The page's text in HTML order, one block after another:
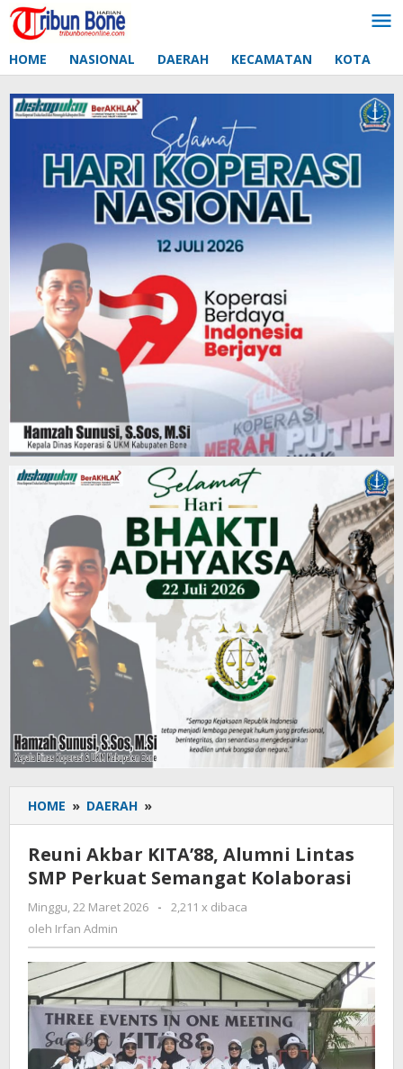
Lewati
ke
HOME NASIONAL DAERAH KECAMATAN KOTA
HOME » DAERAH »
Akbar
Alumni
Lintas
SMP
Reuni Akbar KITA’88, Alumni Lintas
SMP Perkuat Semangat Kolaborasi
Minggu, 22 Maret 2026
oleh
-
2,211 x dibaca
oleh Irfan Admin